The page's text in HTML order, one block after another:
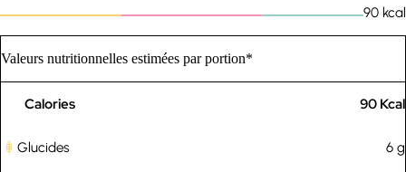
90 kcal
Valeurs nutritionnelles estimées par portion*
Calories 90 Kcal
Glucides 6 g